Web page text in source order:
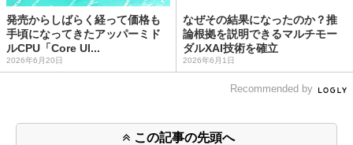
発売からしばらく経って価格も
手頃になってきたアッパーミド
ルCPU「Core Ul...
2026年6月20日
なぜその結果になったのか？推
論根拠を説明できるマルチモー
ダルXAI技術を確立
2026年6月1日
Recommended by
この記事の先頭へ